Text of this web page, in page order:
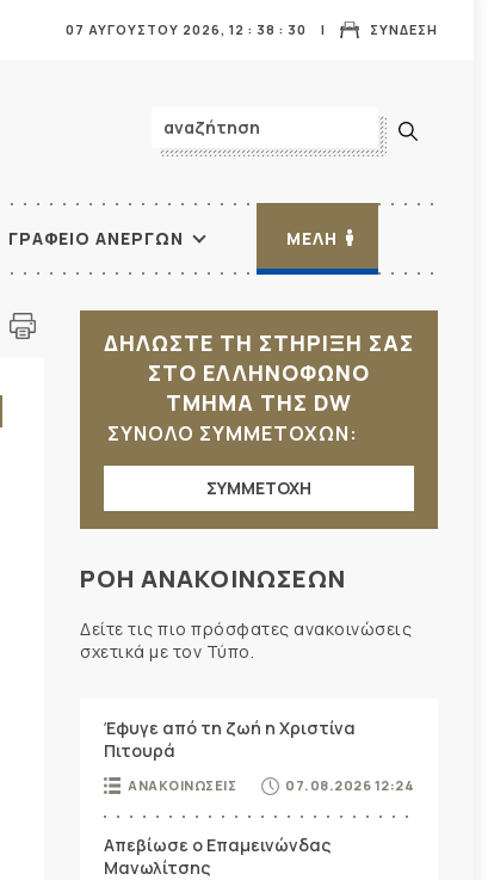
ΣΥΝΔΕΣΗ
07 ΑΥΓΟΥΣΤΟΥ 2026, 12 : 38 : 32
ΓΡΑΦΕΙΟ ΑΝΕΡΓΩΝ ΜΕΛΗ
ΔΗΛΩΣΤΕ ΤΗ ΣΤΗΡΙΞΗ ΣΑΣ
ΣΤΟ ΕΛΛΗΝΟΦΩΝΟ
ΤΜΗΜΑ ΤΗΣ DW
ΣΥΝΟΛΟ ΣΥΜΜΕΤΟΧΩΝ:
ΣΥΜΜΕΤΟΧΗ
ΡΟΗ ΑΝΑΚΟΙΝΩΣΕΩΝ
Δείτε τις πιο πρόσφατες ανακοινώσεις
σχετικά με τον Τύπο.
Έφυγε από τη ζωή η Χριστίνα
Πιτουρά
ΑΝΑΚΟΙΝΩΣΕΙΣ 07.08.2026 12:24
Απεβίωσε ο Επαμεινώνδας
Μανωλίτσης